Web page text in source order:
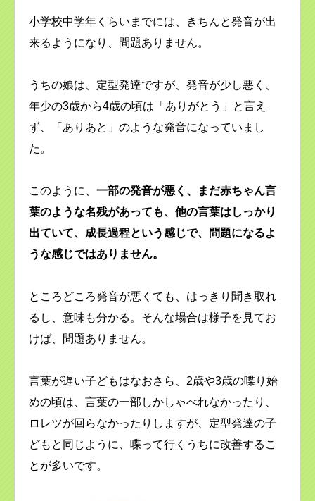
小学校中学年くらいまでには、きちんと発音が出
来るようになり、問題ありません。
うちの娘は、定型発達ですが、発音が少し悪く、
年少の3歳から4歳の頃は「ありがとう」と言え
ず、「ありあと」のような発音になっていまし
た。
このように、 一部の発音が悪く、まだ赤ちゃん言
葉のような名残があっても、他の言葉はしっかり
出ていて、成長過程という感じで、問題になるよ
うな感じではありません。
ところどころ発音が悪くても、はっきり聞き取れ
るし、意味も分かる。そんな場合は様子を見てお
けば、問題ありません。
言葉が遅い子どもはなおさら、2歳や3歳の喋り始
めの頃は、言葉の一部しかしゃべれなかったり、
ロレツが回らなかったりしますが、定型発達の子
どもと同じように、喋って行くうちに改善するこ
とが多いです。